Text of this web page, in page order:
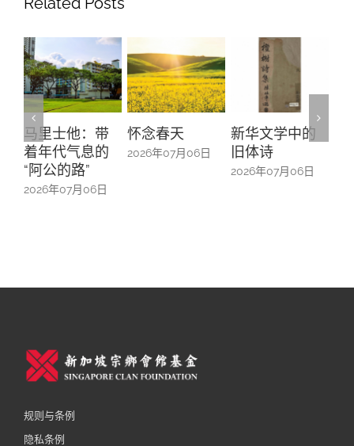
马里士他：带
着年代气息的
“阿公的路”
2026年07月06日
怀念春天
2026年07月06日
新华文学中的
旧体诗
2026年07月06日
规则与条例
隐私条例